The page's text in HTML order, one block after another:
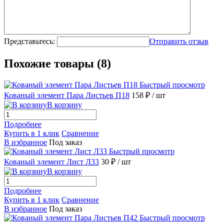
Представьтесь: Отправить отзыв
Похожие товары (8)
Быстрый просмотр
Кованый элемент Пара Листьев П18 158 ₽ / шт
В корзину
Подробнее
Купить в 1 клик Сравнение
В избранное Под заказ
Быстрый просмотр
Кованый элемент Лист Л33 30 ₽ / шт
В корзину
Подробнее
Купить в 1 клик Сравнение
В избранное Под заказ
Быстрый просмотр